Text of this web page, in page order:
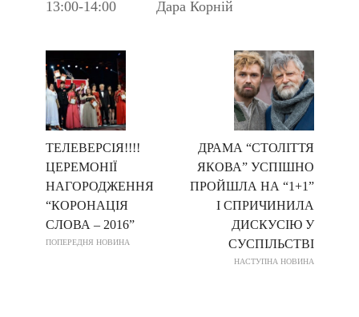
13:00-14:00 Дара Корній
ТЕЛЕВЕРСІЯ!!!!
ЦЕРЕМОНІЇ
НАГОРОДЖЕННЯ
“КОРОНАЦІЯ
СЛОВА – 2016”
ПОПЕРЕДНЯ НОВИНА
ДРАМА “СТОЛІТТЯ
ЯКОВА” УСПІШНО
ПРОЙШЛА НА “1+1”
І СПРИЧИНИЛА
ДИСКУСІЮ У
СУСПІЛЬСТВІ
НАСТУПНА НОВИНА